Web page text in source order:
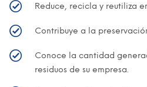
Reduce, recicla y reutiliza
Contribuye a la
Conoce la cantidad
residuos de su empresa.